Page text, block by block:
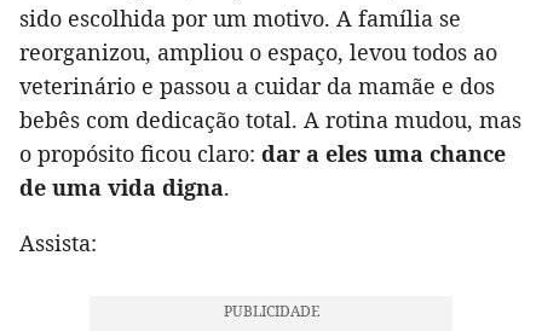
sido escolhida por um motivo. A família se
reorganizou, ampliou o espaço, levou todos ao
veterinário e passou a cuidar da mamãe e dos
bebês com dedicação total. A rotina mudou, mas
o propósito ficou claro: dar a eles uma chance
de uma vida digna.
Assista: